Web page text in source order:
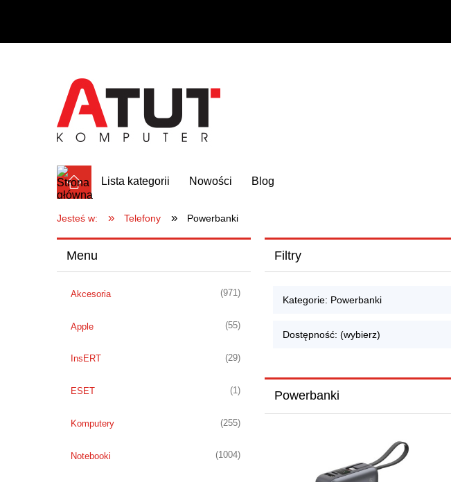
Lista kategorii Nowości Blog
Jesteś w: » Telefony » Powerbanki
Menu
Akcesoria (971)
Apple (55)
InsERT (29)
ESET (1)
Komputery (255)
Notebooki (1004)
Filtry
Kategorie: Powerbanki
Dostępność: (wybierz)
Powerbanki